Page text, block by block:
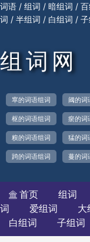
词语 / 组词 / 暗组词 / 百
词 / 半组词 / 白组词 / 子
组词网
窣的词语组词 阈的词
枢的词语组词 瘀的词
糗的词语组词 猛的词
踦的词语组词 蔓的词
 首页 组词
词
爱组词 大
白组词
子组词